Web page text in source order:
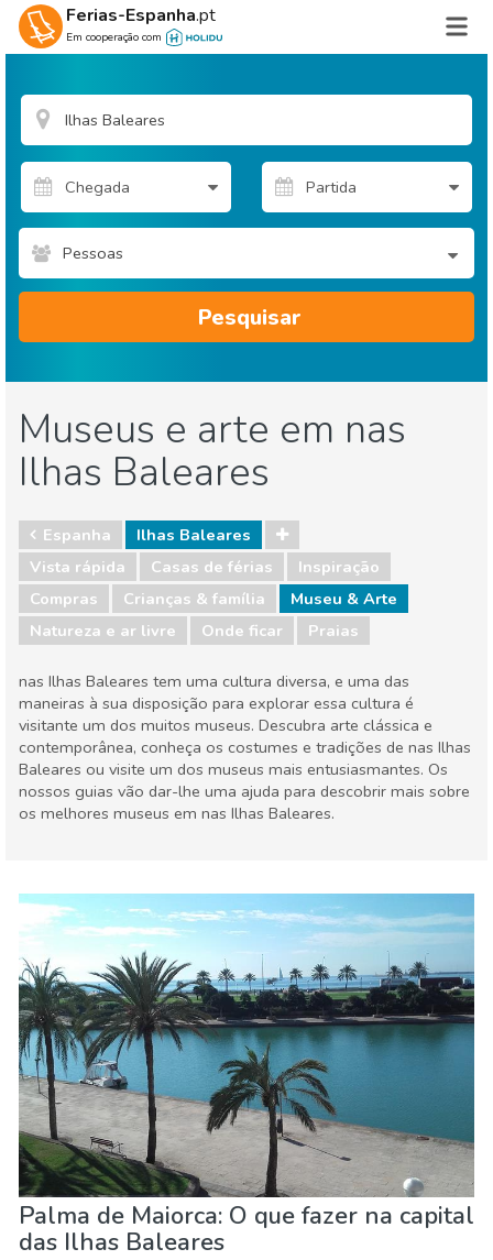
Ferias-Espanha.pt
Em cooperação com
Pessoas
Pesquisar
Museus e arte em nas
Ilhas Baleares
Espanha
Ilhas Baleares
Vista rápida
Casas de férias
Inspiração
Compras
Crianças & família
Museu & Arte
Natureza e ar livre
Onde ficar Praias
nas Ilhas Baleares tem uma cultura diversa, e uma das
maneiras à sua disposição para explorar essa cultura é
visitante um dos muitos museus. Descubra arte clássica e
contemporânea, conheça os costumes e tradições de nas Ilhas
Baleares ou visite um dos museus mais entusiasmantes. Os
nossos guias vão dar-lhe uma ajuda para descobrir mais sobre
os melhores museus em nas Ilhas Baleares.
Compras
Crianças & família
Museu & Arte
Natureza e ar livre
Onde ficar
Palma de Maiorca: O que fazer na capital
das Ilhas Baleares